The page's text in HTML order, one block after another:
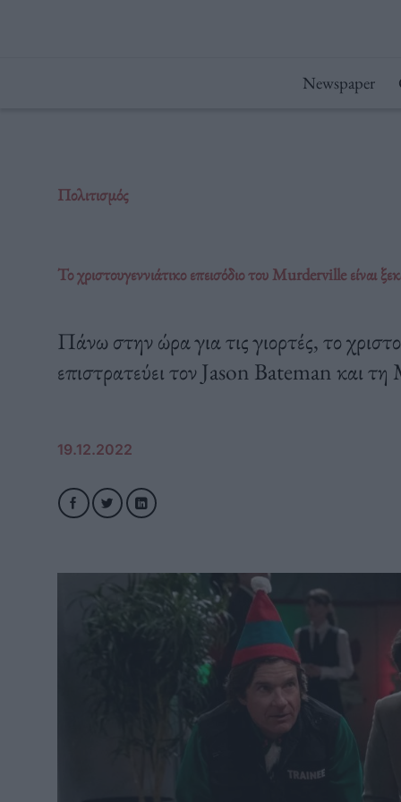
Newspaper
Πολιτισμός
Το χριστουγεννιάτικο επεισόδιο του Murderville είναι
Πάνω στην ώρα για τις γιορτές, το
επιστρατεύει τον Jason Bateman και
19.12.2022